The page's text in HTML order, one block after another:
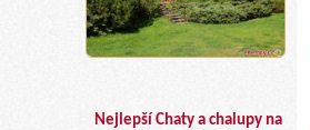
Nejlepší Chaty a chalupy na